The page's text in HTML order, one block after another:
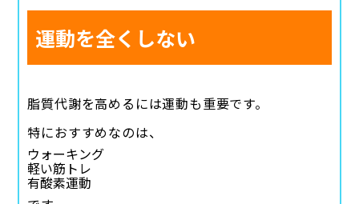
運動を全くしない
脂質代謝を高めるには運動も重要です。
特におすすめなのは、
ウォーキング
軽い筋トレ
有酸素運動